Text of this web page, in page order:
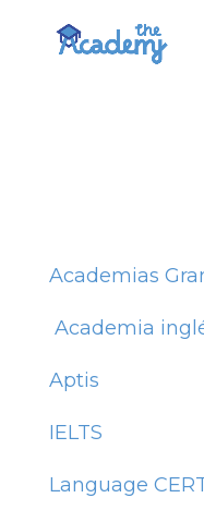
Mapa
Academias
Academia
Aptis
IELTS
Language